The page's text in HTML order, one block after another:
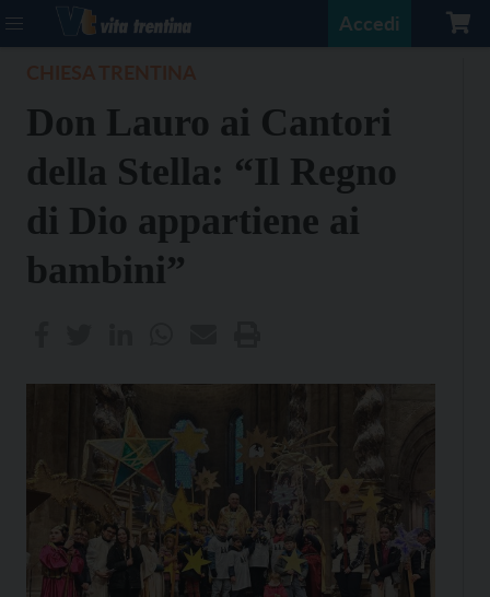
Accedi
Don Lauro ai Cantori
della Stella: “Il Regno
di Dio appartiene ai
bambini”